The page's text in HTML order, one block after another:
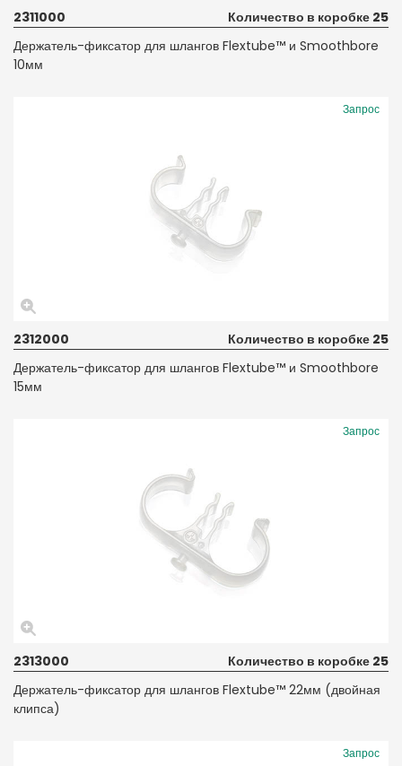
2311000
Количество в коробке 25
Держатель-фиксатор для шлангов Flextube™ и Smoothbore
10мм
Запрос
2312000
Количество в коробке 25
Держатель-фиксатор для шлангов Flextube™ и Smoothbore
15мм
Запрос
2313000
Количество в коробке 25
Держатель-фиксатор для шлангов Flextube™ 22мм (двойная
клипса)
Запрос